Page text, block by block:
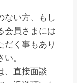
ない方、もし
会員さまには
だく事もあり
。
、直接面談